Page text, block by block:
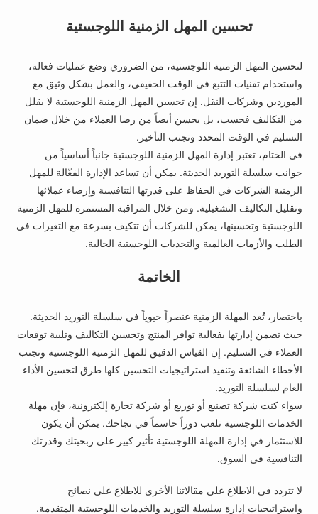
تحسين المهل الزمنية اللوجستية
لتحسين المهل الزمنية اللوجستية، من الضروري وضع عمليات فعالة،
واستخدام تقنيات التتبع في الوقت الحقيقي، والعمل بشكل وثيق مع
الموردين وشركات النقل. إن تحسين المهل الزمنية اللوجستية لا يقلل
من التكاليف فحسب، بل يحسن أيضاً من رضا العملاء من خلال ضمان
التسليم في الوقت المحدد وتجنب التأخير.
في الختام، تعتبر إدارة المهل الزمنية اللوجستية جانباً أساسياً من
جوانب سلسلة التوريد الحديثة. يمكن أن تساعد الإدارة الفعّالة للمهل
الزمنية الشركات في الحفاظ على قدرتها التنافسية وإرضاء عملائها
وتقليل التكاليف التشغيلية. ومن خلال المراقبة المستمرة للمهل الزمنية
اللوجستية وتحسينها، يمكن للشركات أن تتكيف بسرعة مع التغيرات في
الطلب والأزمات العالمية والتحديات اللوجستية الحالية.
الخاتمة
باختصار، تُعد المهلة الزمنية عنصراً حيوياً في سلسلة التوريد الحديثة.
حيث تضمن إدارتها بفعالية توافر المنتج وتحسين التكاليف وتلبية توقعات
العملاء في التسليم. إن القياس الدقيق للمهل الزمنية اللوجستية وتجنب
الأخطاء الشائعة وتنفيذ استراتيجيات التحسين كلها طرق لتحسين الأداء
العام لسلسلة التوريد.
سواء كنت شركة تصنيع أو توزيع أو شركة تجارة إلكترونية، فإن مهلة
الخدمات اللوجستية تلعب دوراً حاسماً في نجاحك. يمكن أن يكون
للاستثمار في إدارة المهلة اللوجستية تأثير كبير على ربحيتك وقدرتك
التنافسية في السوق.
لا تتردد في الاطلاع على مقالاتنا الأخرى للاطلاع على نصائح
واستراتيجيات إدارة سلسلة التوريد والخدمات اللوجستية المتقدمة.